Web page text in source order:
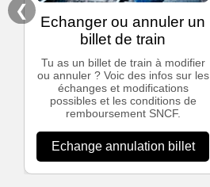
❮
Echanger ou annuler un
billet de train
Tu as un billet de train à modifier
ou annuler ? Voic des infos sur les
échanges et modifications
possibles et les conditions de
remboursement SNCF.
Echange annulation billet